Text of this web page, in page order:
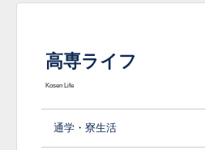
高専ライフ
Kosen Life
通学・寮生活